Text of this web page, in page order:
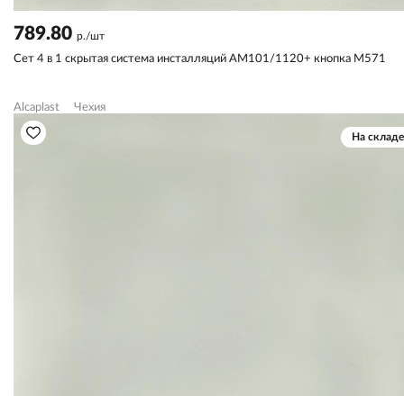
789.80 р./шт
Сет 4 в 1 скрытая система инсталляций AM101/1120+ кнопка M571
Alcaplast Чехия
На складе